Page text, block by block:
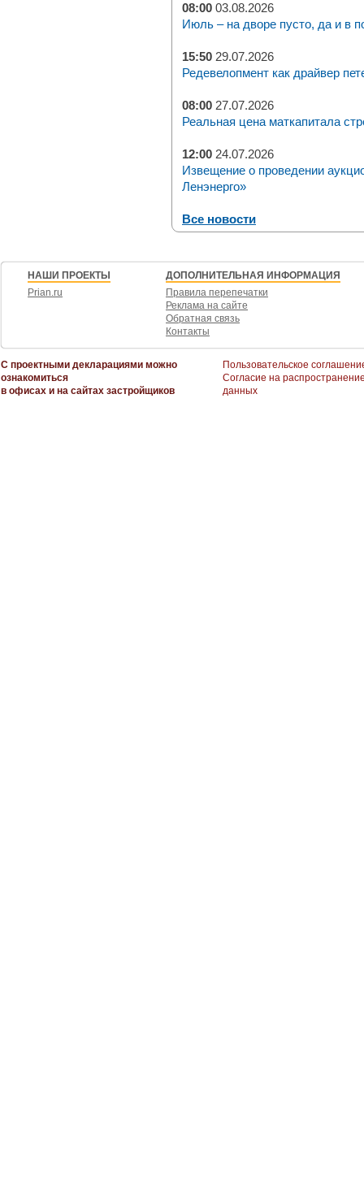
08:00 03.08.2026
Июль – на дворе пусто, да и в
15:50 29.07.2026
Редевелопмент как драйвер
08:00 27.07.2026
Реальная цена маткапитала
12:00 24.07.2026
Извещение о проведении
Ленэнерго»
Все новости
НАШИ ПРОЕКТЫ
Prian.ru
ДОПОЛНИТЕЛЬНАЯ ИНФОРМАЦИЯ
Правила перепечатки
Реклама на сайте
Обратная связь
Контакты
С проектными декларациями можно
ознакомиться
в офисах и на сайтах застройщиков
Пользовательское
Согласие на
данных